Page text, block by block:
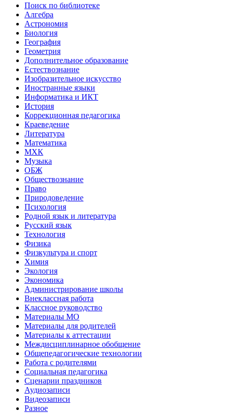
Поиск по библиотеке
Алгебра
Астрономия
Биология
География
Геометрия
Дополнительное образование
Естествознание
Изобразительное искусство
Иностранные языки
Информатика и ИКТ
История
Коррекционная педагогика
Краеведение
Литература
Математика
МХК
Музыка
ОБЖ
Обществознание
Право
Природоведение
Психология
Родной язык и литература
Русский язык
Технология
Физика
Физкультура и спорт
Химия
Экология
Экономика
Администрирование школы
Внеклассная работа
Классное руководство
Материалы МО
Материалы для родителей
Материалы к аттестации
Междисциплинарное обобщение
Общепедагогические технологии
Работа с родителями
Социальная педагогика
Сценарии праздников
Аудиозаписи
Видеозаписи
Разное